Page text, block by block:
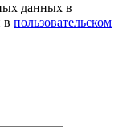
данных в
в пользовательском